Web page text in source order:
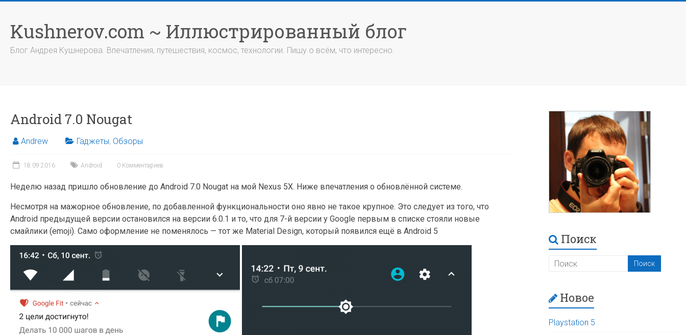
содержимому
Kushnerov.com ~ Иллюстрированный блог
Блог Андрея Кушнерова. Впечатления, путешествия, космос, технологии. Пишу о всём, что интересно.
Android 7.0 Nougat
Andrew Гаджеты, Обзоры
18.09.2016 Android 0 Комментариев
Неделю назад пришло обновление до Android 7.0 Nougat на мой Nexus 5X. Ниже впечатления о обновлённой системе.
Несмотря на мажорное обновление, по добавленной функциональности оно явно не такое крупное. Это следует из того, что
Android предыдущей версии остановился на версии 6.0.1 и то, что для 7-й версии у Google первым в списке стояли новые
смайлики (emoji). Само оформление не поменялось — тот же Material Design, который появился ещё в Android 5
Поиск
Новое
Playstation 5